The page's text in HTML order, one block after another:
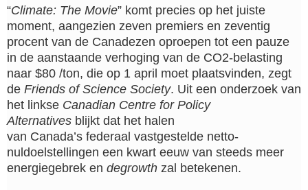
“Climate: The Movie” komt precies op het juiste
moment, aangezien zeven premiers en zeventig
procent van de Canadezen oproepen tot een pauze
in de aanstaande verhoging van de CO2-belasting
naar $80 /ton, die op 1 april moet plaatsvinden, zegt
de Friends of Science Society. Uit een onderzoek van
het linkse Canadian Centre for Policy
Alternatives blijkt dat het halen
van Canada’s federaal vastgestelde netto-
nuldoelstellingen een kwart eeuw van steeds meer
energiegebrek en degrowth zal betekenen.